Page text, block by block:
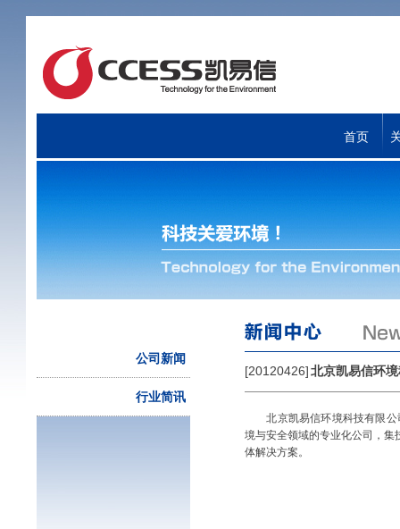
首页
公司新闻
行业简讯
[20120426]北京凯易信环
北京凯易信环境科技有限公
境与安全领域的专业化公司，
体解决方案。